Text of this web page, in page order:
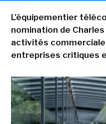
L'équipementier
nomination de
activités
entreprises critiques